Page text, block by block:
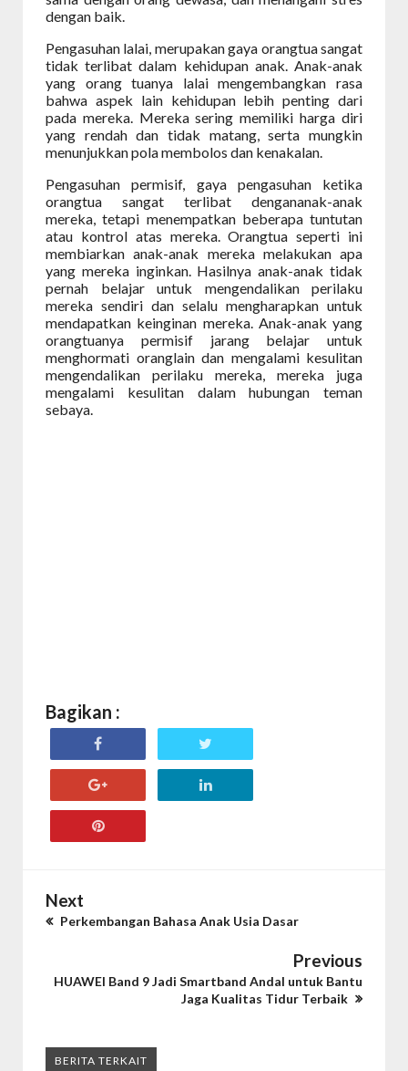
dengan baik.
Pengasuhan lalai, merupakan gaya orangtua sangat
tidak terlibat dalam kehidupan anak. Anak-anak
yang orang tuanya lalai mengembangkan rasa
bahwa aspek lain kehidupan lebih penting dari
pada mereka. Mereka sering memiliki harga diri
yang rendah dan tidak matang, serta mungkin
menunjukkan pola membolos dan kenakalan.
Pengasuhan permisif, gaya pengasuhan ketika
orangtua sangat terlibat dengananak-anak
mereka, tetapi menempatkan beberapa tuntutan
atau kontrol atas mereka. Orangtua seperti ini
membiarkan anak-anak mereka melakukan apa
yang mereka inginkan. Hasilnya anak-anak tidak
pernah belajar untuk mengendalikan perilaku
mereka sendiri dan selalu mengharapkan untuk
mendapatkan keinginan mereka. Anak-anak yang
orangtuanya permisif jarang belajar untuk
menghormati oranglain dan mengalami kesulitan
mengendalikan perilaku mereka, mereka juga
mengalami kesulitan dalam hubungan teman
sebaya.
Bagikan :
Next
Perkembangan Bahasa Anak Usia Dasar
Previous
HUAWEI Band 9 Jadi Smartband Andal untuk Bantu
Jaga Kualitas Tidur Terbaik
BERITA TERKAIT